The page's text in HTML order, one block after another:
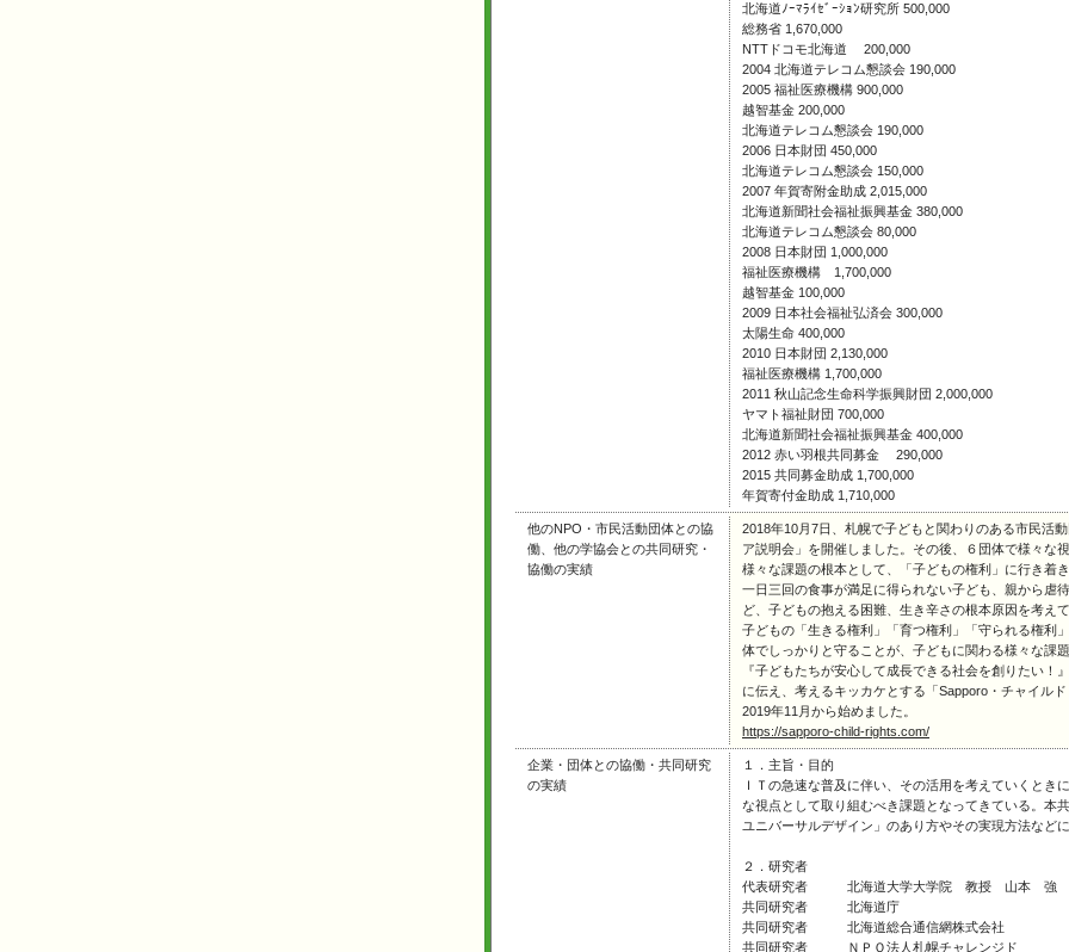
北海道ﾉｰﾏﾗｲｾﾞｰｼｮﾝ研究所 500,000
総務省 1,670,000
NTTドコモ北海道 200,000
2004 北海道テレコム懇談会 190,000
2005 福祉医療機構 900,000
越智基金 200,000
北海道テレコム懇談会 190,000
2006 日本財団 450,000
北海道テレコム懇談会 150,000
2007 年賀寄附金助成 2,015,000
北海道新聞社会福祉振興基金 380,000
北海道テレコム懇談会 80,000
2008 日本財団 1,000,000
福祉医療機構 1,700,000
越智基金 100,000
2009 日本社会福祉弘済会 300,000
太陽生命 400,000
2010 日本財団 2,130,000
福祉医療機構 1,700,000
2011 秋山記念生命科学振興財団 2,000,000
ヤマト福祉財団 700,000
北海道新聞社会福祉振興基金 400,000
2012 赤い羽根共同募金 290,000
2015 共同募金助成 1,700,000
年賀寄付金助成 1,710,000
他のNPO・市民活動団体との協
働、他の学協会との共同研究・
協働の実績
2018年10月7日、札幌で子どもと関わりのある市民活
ア説明会」を開催しました。その後、６団体で様々な
様々な課題の根本として、「子どもの権利」に行き着き
一日三回の食事が満足に得られない子ども、親から虐
ど、子どもの抱える困難、生き辛さの根本原因を考えて
子どもの「生きる権利」「育つ権利」「守られる権利
体でしっかりと守ることが、子どもに関わる様々な課
『子どもたちが安心して成長できる社会を創りたい
に伝え、考えるキッカケとする「Sapporo・チャイル
2019年11月から始めました。
https://sapporo-child-rights.com/
企業・団体との協働・共同研究
の実績
１．主旨・目的
ＩＴの急速な普及に伴い、その活用を考えていくと
な視点として取り組むべき課題となってきている。本
ユニバーサルデザイン」のあり方やその実現方法など
２．研究者
代表研究者 北海道大学大学院 教授 山本 強
共同研究者 北海道庁
共同研究者 北海道総合通信網株式会社
共同研究者 ＮＰＯ法人札幌チャレンジド